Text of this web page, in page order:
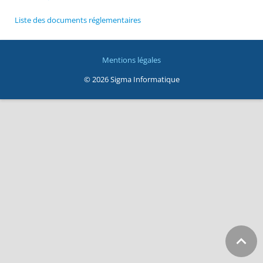
Liste des documents réglementaires
Mentions légales
© 2026 Sigma Informatique